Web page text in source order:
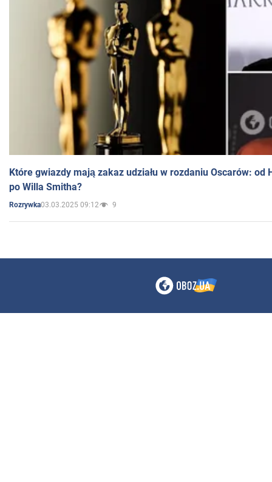
Które gwiazdy mają zakaz udziału w rozdaniu Oscarów: od
po Willa Smitha?
Rozrywka03.03.2025 09:12 9